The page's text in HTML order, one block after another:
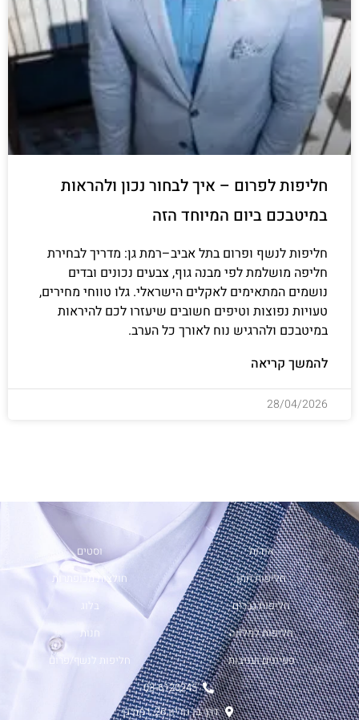
חליפות לפרום – איך לבחור נכון ולהראות
במיטבכם ביום המיוחד הזה
חליפות לנשף ופרום בתל אביב–רמת גן: מדריך לבחירת
חליפה מושלמת לפי מבנה גוף, צבעים נכונים ובדים
נושמים המתאימים לאקלים הישראלי. גלו טווחי מחירים,
טעויות נפוצות וטיפים חשובים שיעזרו לכם להיראות
במיטבכם ולהרגיש נוח לאורך כל הערב.
להמשך קריאה
28/04/2026
אודות
חליפות חתן
חליפות גברים
חליפות למלווה
פפיונים ועניבות
וסטים
חולצות מכופתרות
בלוג
חנות
חליפות לנשף/פרום
03-6120245
דרך בן גוריון 26, רמת גן